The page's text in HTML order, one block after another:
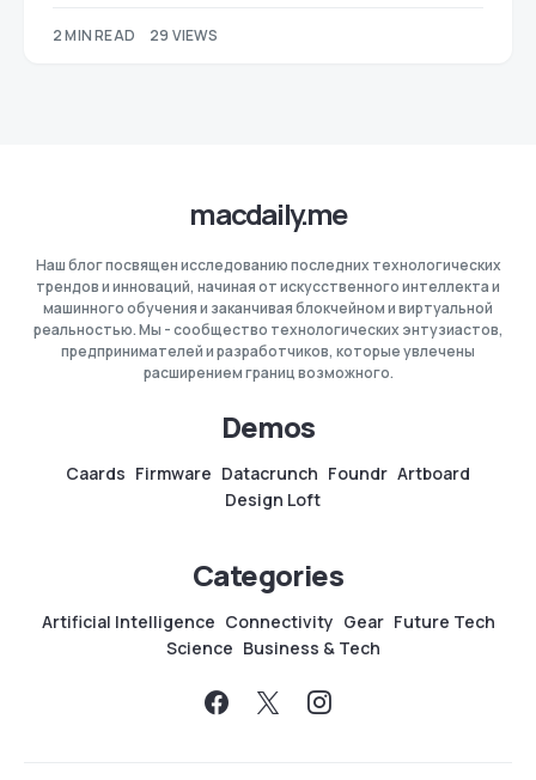
2 MIN READ 29 VIEWS
macdaily.me
Наш блог посвящен исследованию последних технологических
трендов и инноваций, начиная от искусственного интеллекта и
машинного обучения и заканчивая блокчейном и виртуальной
реальностью. Мы - сообщество технологических энтузиастов,
предпринимателей и разработчиков, которые увлечены
расширением границ возможного.
Demos
Caards Firmware Datacrunch Foundr Artboard
Design Loft
Categories
Artificial Intelligence Connectivity Gear Future Tech
Science Business & Tech